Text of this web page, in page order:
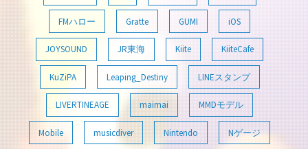
FMハロー Gratte GUMI iOS
JOYSOUND JR東海 Kiite KiiteCafe
KuZiPA Leaping_Destiny LINEスタンプ
LIVERTINEAGE maimai MMDモデル
Mobile musicdiver Nintendo Nゲージ